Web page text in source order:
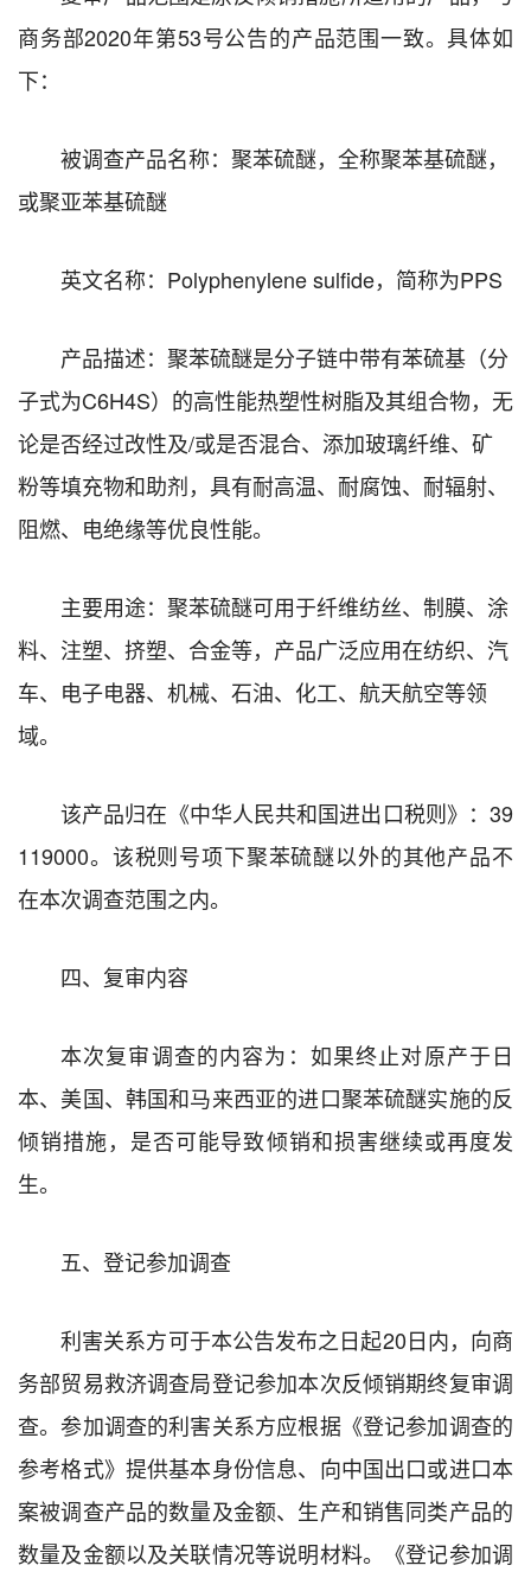
商务部2020年第53号公告的产品范围一致。具体如
下：
被调查产品名称：聚苯硫醚，全称聚苯基硫醚，
或聚亚苯基硫醚
英文名称：Polyphenylene sulfide，简称为PPS
产品描述：聚苯硫醚是分子链中带有苯硫基（分
子式为C6H4S）的高性能热塑性树脂及其组合物，无
论是否经过改性及/或是否混合、添加玻璃纤维、矿
粉等填充物和助剂，具有耐高温、耐腐蚀、耐辐射、
阻燃、电绝缘等优良性能。
主要用途：聚苯硫醚可用于纤维纺丝、制膜、涂
料、注塑、挤塑、合金等，产品广泛应用在纺织、汽
车、电子电器、机械、石油、化工、航天航空等领
域。
该产品归在《中华人民共和国进出口税则》：39
119000。该税则号项下聚苯硫醚以外的其他产品不
在本次调查范围之内。
四、复审内容
本次复审调查的内容为：如果终止对原产于日
本、美国、韩国和马来西亚的进口聚苯硫醚实施的反
倾销措施，是否可能导致倾销和损害继续或再度发
生。
五、登记参加调查
利害关系方可于本公告发布之日起20日内，向商
务部贸易救济调查局登记参加本次反倾销期终复审调
查。参加调查的利害关系方应根据《登记参加调查的
参考格式》提供基本身份信息、向中国出口或进口本
案被调查产品的数量及金额、生产和销售同类产品的
数量及金额以及关联情况等说明材料。《登记参加调